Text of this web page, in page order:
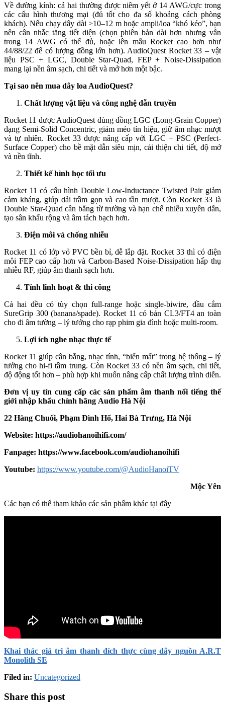
Về đường kính: cả hai thường được niêm yết ở 14 AWG/cực trong
các cấu hình thương mại (đủ tốt cho đa số khoảng cách phòng
khách). Nếu chạy dây dài >10–12 m hoặc ampli/loa “khó kéo”, bạn
nên cân nhắc tăng tiết diện (chọn phiên bản dài hơn nhưng vẫn
trong 14 AWG có thể đủ, hoặc lên mẫu Rocket cao hơn như
44/88/22 để có lượng đồng lớn hơn). AudioQuest Rocket 33 – vật
liệu PSC + LGC, Double Star-Quad, FEP + Noise-Dissipation
mang lại nền âm sạch, chi tiết và mở hơn một bậc.
Tại sao nên mua dây loa AudioQuest?
Chất lượng vật liệu và công nghệ dẫn truyền
Rocket 11 được AudioQuest dùng đồng LGC (Long-Grain Copper)
dạng Semi-Solid Concentric, giảm méo tín hiệu, giữ âm nhạc mượt
và tự nhiên. Rocket 33 được nâng cấp với LGC + PSC (Perfect-
Surface Copper) cho bề mặt dẫn siêu mịn, cải thiện chi tiết, độ mở
và nền tĩnh.
Thiết kế hình học tối ưu
Rocket 11 có cấu hình Double Low-Inductance Twisted Pair giảm
cảm kháng, giúp dải trầm gọn và cao tần mượt. Còn Rocket 33 là
Double Star-Quad cân bằng từ trường và hạn chế nhiễu xuyên dẫn,
tạo sân khấu rộng và âm tách bạch hơn.
Điện môi và chống nhiễu
Rocket 11 có lớp vỏ PVC bền bỉ, dễ lắp đặt. Rocket 33 thì có điện
môi FEP cao cấp hơn và Carbon-Based Noise-Dissipation hấp thụ
nhiễu RF, giúp âm thanh sạch hơn.
Tính linh hoạt & thi công
Cả hai đều có tùy chọn full-range hoặc single-biwire, đầu cắm
SureGrip 300 (banana/spade). Rocket 11 có bản CL3/FT4 an toàn
cho đi âm tường – lý tưởng cho rạp phim gia đình hoặc multi-room.
Lợi ích nghe nhạc thực tế
Rocket 11 giúp cân bằng, nhạc tính, “biến mất” trong hệ thống – lý
tưởng cho hi-fi tầm trung. Còn Rocket 33 có nền âm sạch, chi tiết,
độ động tốt hơn – phù hợp khi muốn nâng cấp chất lượng trình diễn.
Đơn vị uy tín cung cấp các sản phẩm âm thanh nổi tiếng thế
giới nhập khẩu chính hãng Audio Hà Nội
22 Hàng Chuối, Phạm Đình Hổ, Hai Bà Trưng, Hà Nội
Website: https://audiohanoihifi.com/
Fanpage: https://www.facebook.com/audiohanoihifi
Youtube: https://www.youtube.com/@AudioHanoiTV
Mộc Yên
Các bạn có thể tham khảo các sản phẩm khác tại đây
Khai thác giá trị âm thanh đích thực cùng dây nguồn A.R.T
Monolith SE
Filed in: Uncategorized
Share this post